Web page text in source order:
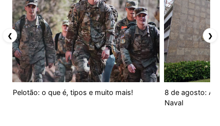
Pelotão: o que é, tipos e muito mais!
8 de agosto:
Naval
❮ ❯